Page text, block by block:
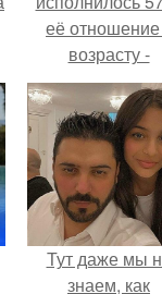
её отношение
возрасту -
настоящий
манифест
уверенности:
говорите, что
отлично
для 57.
Тут даже мы
знаем, как